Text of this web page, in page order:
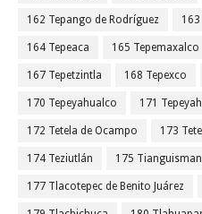
162 Tepango de Rodríguez
164 Tepeaca 165 Tepemaxalco
167 Tepetzintla 168 Tepexco
170 Tepeyahualco 171
172 Tetela de Ocampo 173
174 Teziutlán 175
177 Tlacotepec de Benito Juárez